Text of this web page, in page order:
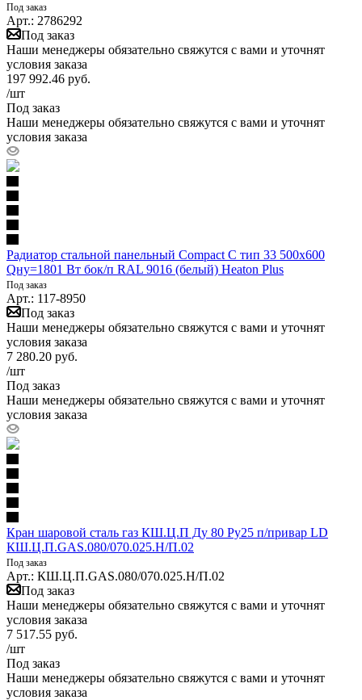
Под заказ
Арт.: 2786292
Под заказ
Наши менеджеры обязательно свяжутся с вами и уточнят
условия заказа
197 992.46 руб.
/шт
Под заказ
Наши менеджеры обязательно свяжутся с вами и уточнят
условия заказа
Радиатор стальной панельный Compact C тип 33 500х600
Qну=1801 Вт бок/п RAL 9016 (белый) Heaton Plus
Под заказ
Арт.: 117-8950
Под заказ
Наши менеджеры обязательно свяжутся с вами и уточнят
условия заказа
7 280.20 руб.
/шт
Под заказ
Наши менеджеры обязательно свяжутся с вами и уточнят
условия заказа
Кран шаровой сталь газ КШ.Ц.П Ду 80 Ру25 п/привар LD
КШ.Ц.П.GAS.080/070.025.Н/П.02
Под заказ
Арт.: КШ.Ц.П.GAS.080/070.025.Н/П.02
Под заказ
Наши менеджеры обязательно свяжутся с вами и уточнят
условия заказа
7 517.55 руб.
/шт
Под заказ
Наши менеджеры обязательно свяжутся с вами и уточнят
условия заказа